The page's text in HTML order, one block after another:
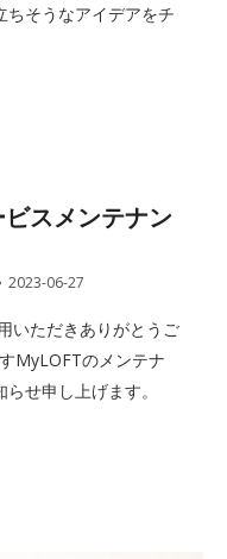
ちそうなアイデアをチ
ビスメンテナン
2023-06-27
いただきありがとうご
MyLOFTのメンテナ
らせ申し上げます。